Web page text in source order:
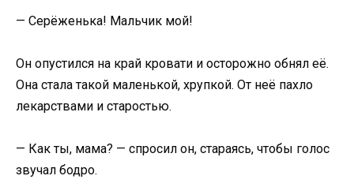
— Серёженька! Мальчик мой!
Он опустился на край кровати и осторожно обнял её.
Она стала такой маленькой, хрупкой. От неё пахло
лекарствами и старостью.
— Как ты, мама? — спросил он, стараясь, чтобы голос
звучал бодро.